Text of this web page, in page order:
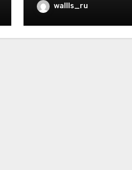
wallls_ru